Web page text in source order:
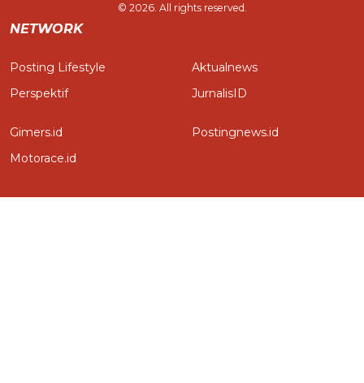
© 2026. All rights reserved.
NETWORK
Posting Lifestyle
Perspektif
Aktualnews
JurnalisID
Gimers.id
Motorace.id
Postingnews.id